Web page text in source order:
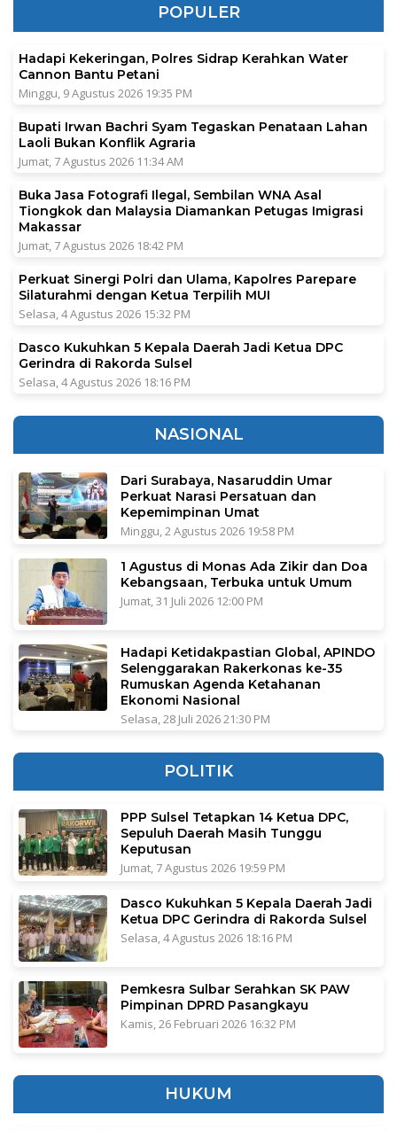
POPULER
Hadapi Kekeringan, Polres Sidrap Kerahkan Water
Cannon Bantu Petani
Minggu, 9 Agustus 2026 19:35 PM
Bupati Irwan Bachri Syam Tegaskan Penataan Lahan
Laoli Bukan Konflik Agraria
Jumat, 7 Agustus 2026 11:34 AM
Buka Jasa Fotografi Ilegal, Sembilan WNA Asal
Tiongkok dan Malaysia Diamankan Petugas Imigrasi
Makassar
Jumat, 7 Agustus 2026 18:42 PM
Perkuat Sinergi Polri dan Ulama, Kapolres Parepare
Silaturahmi dengan Ketua Terpilih MUI
Selasa, 4 Agustus 2026 15:32 PM
Dasco Kukuhkan 5 Kepala Daerah Jadi Ketua DPC
Gerindra di Rakorda Sulsel
Selasa, 4 Agustus 2026 18:16 PM
NASIONAL
Dari Surabaya, Nasaruddin Umar
Perkuat Narasi Persatuan dan
Kepemimpinan Umat
Minggu, 2 Agustus 2026 19:58 PM
1 Agustus di Monas Ada Zikir dan Doa
Kebangsaan, Terbuka untuk Umum
Jumat, 31 Juli 2026 12:00 PM
Hadapi Ketidakpastian Global, APINDO
Selenggarakan Rakerkonas ke-35
Rumuskan Agenda Ketahanan
Ekonomi Nasional
Selasa, 28 Juli 2026 21:30 PM
POLITIK
PPP Sulsel Tetapkan 14 Ketua DPC,
Sepuluh Daerah Masih Tunggu
Keputusan
Jumat, 7 Agustus 2026 19:59 PM
Dasco Kukuhkan 5 Kepala Daerah Jadi
Ketua DPC Gerindra di Rakorda Sulsel
Selasa, 4 Agustus 2026 18:16 PM
Pemkesra Sulbar Serahkan SK PAW
Pimpinan DPRD Pasangkayu
Kamis, 26 Februari 2026 16:32 PM
HUKUM